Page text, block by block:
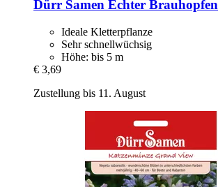
Dürr Samen Echter Brauhopfen
Ideale Kletterpflanze
Sehr schnellwüchsig
Höhe: bis 5 m
€ 3,69
Zustellung bis 11. August